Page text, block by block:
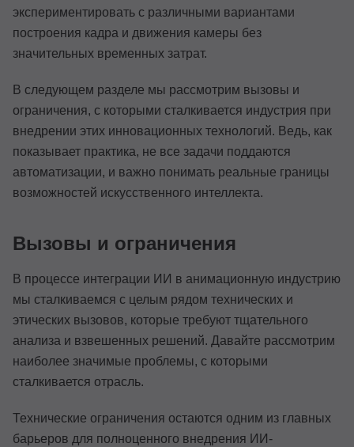
экспериментировать с различными вариантами
построения кадра и движения камеры без
значительных временных затрат.
В следующем разделе мы рассмотрим вызовы и
ограничения, с которыми сталкивается индустрия при
внедрении этих инновационных технологий. Ведь, как
показывает практика, не все задачи поддаются
автоматизации, и важно понимать реальные границы
возможностей искусственного интеллекта.
Вызовы и ограничения
В процессе интеграции ИИ в анимационную индустрию
мы сталкиваемся с целым рядом технических и
этических вызовов, которые требуют тщательного
анализа и взвешенных решений. Давайте рассмотрим
наиболее значимые проблемы, с которыми
сталкивается отрасль.
Технические ограничения остаются одним из главных
барьеров для полноценного внедрения ИИ-